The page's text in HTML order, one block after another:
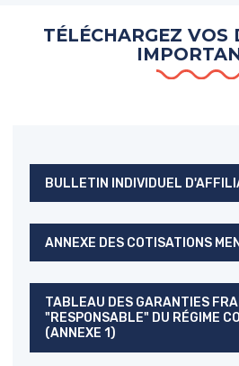
TÉLÉCHARGEZ VOS
BULLETIN INDIVIDUEL
ANNEXE DES COTISATIONS
TABLEAU DES GARANTIES
"RESPONSABLE" DU RÉGIME
(ANNEXE 1)